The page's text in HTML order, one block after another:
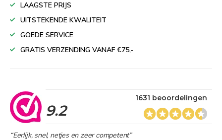
LAAGSTE PRIJS
UITSTEKENDE KWALITEIT
GOEDE SERVICE
GRATIS VERZENDING VANAF €75,-
9.2
1631 beoordelingen
“Eerlijk, snel, netjes en zeer competent”